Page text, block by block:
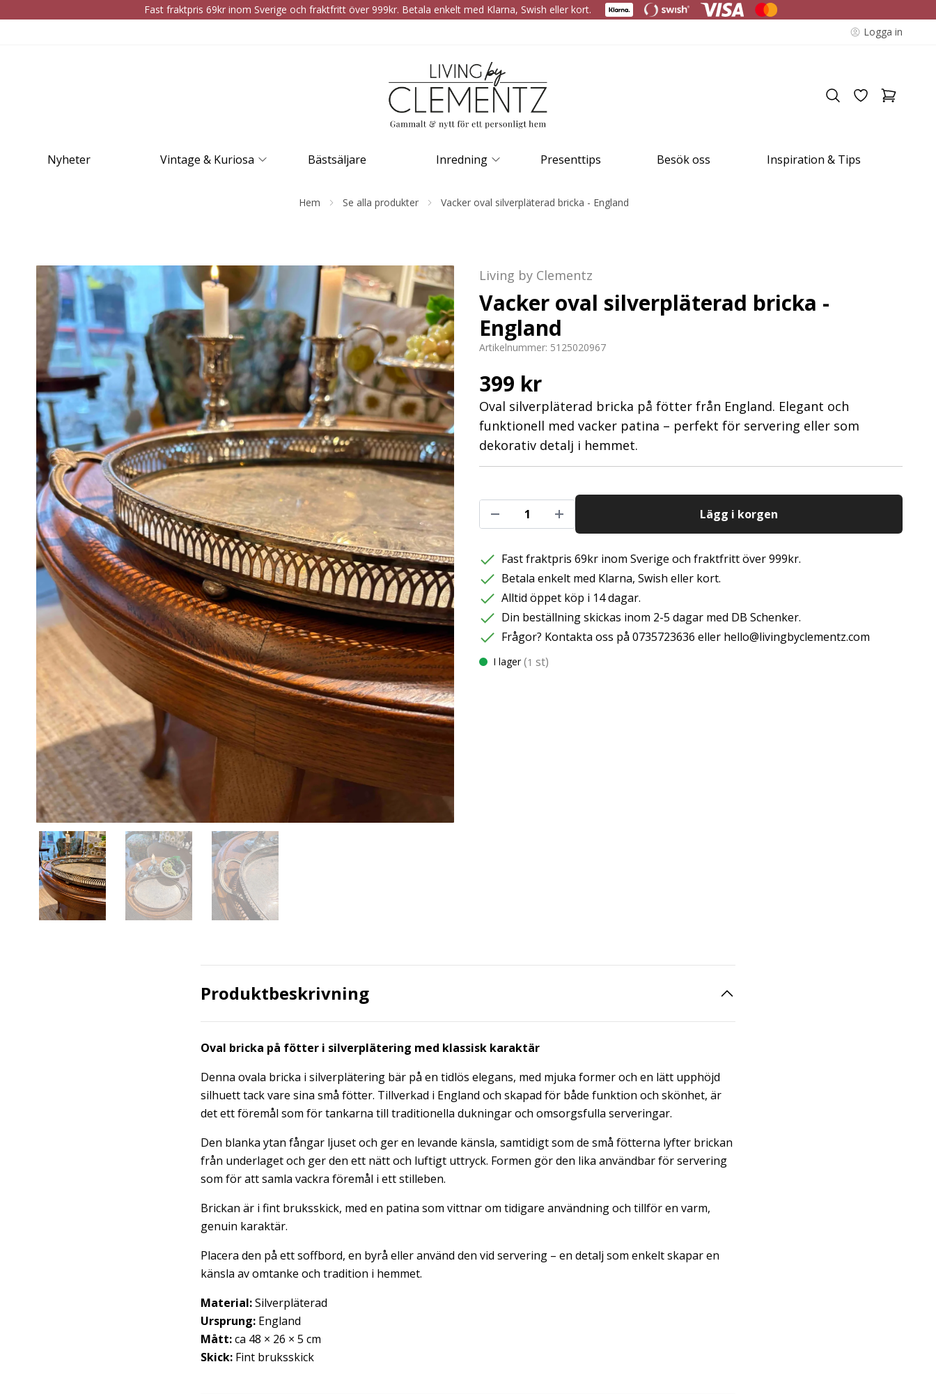
Fast fraktpris 69kr inom Sverige och fraktfritt över 999kr. Betala enkelt med Klarna, Swish eller kort.
Logga in
Nyheter Vintage & Kuriosa Bästsäljare Inredning Presenttips Besök oss Inspiration & Tips
Hem Se alla produkter Vacker oval silverpläterad bricka - England
Living by Clementz
Vacker oval silverpläterad bricka -
England
Artikelnummer: 5125020967
399 kr
Oval silverpläterad bricka på fötter från England. Elegant och
funktionell med vacker patina – perfekt för servering eller som
dekorativ detalj i hemmet.
Lägg i korgen
Fast fraktpris 69kr inom Sverige och fraktfritt över 999kr.
Betala enkelt med Klarna, Swish eller kort.
Alltid öppet köp i 14 dagar.
Din beställning skickas inom 2-5 dagar med DB Schenker.
Frågor? Kontakta oss på 0735723636 eller hello@livingbyclementz.com
I lager (1 st)
Produktbeskrivning
Oval bricka på fötter i silverplätering med klassisk karaktär
Denna ovala bricka i silverplätering bär på en tidlös elegans, med mjuka former och en lätt upphöjd
silhuett tack vare sina små fötter. Tillverkad i England och skapad för både funktion och skönhet, är
det ett föremål som för tankarna till traditionella dukningar och omsorgsfulla serveringar.
Den blanka ytan fångar ljuset och ger en levande känsla, samtidigt som de små fötterna lyfter brickan
från underlaget och ger den ett nätt och luftigt uttryck. Formen gör den lika användbar för servering
som för att samla vackra föremål i ett stilleben.
Brickan är i fint bruksskick, med en patina som vittnar om tidigare användning och tillför en varm,
genuin karaktär.
Placera den på ett soffbord, en byrå eller använd den vid servering – en detalj som enkelt skapar en
känsla av omtanke och tradition i hemmet.
Material:Silverpläterad
Ursprung: England
Mått:ca 48 × 26 × 5 cm
Skick: Fint bruksskick